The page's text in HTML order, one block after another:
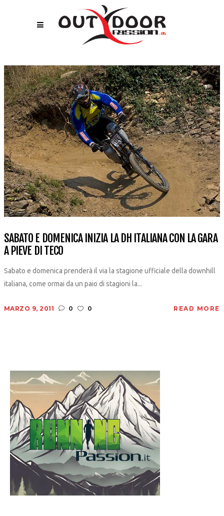
SABATO E DOMENICA INIZIA LA DH ITALIANA CON LA GARA
A PIEVE DI TECO
Sabato e domenica prenderà il via la stagione ufficiale della downhill
italiana, come ormai da un paio di stagioni la...
MARZO 9, 2011 0 0 READ MORE